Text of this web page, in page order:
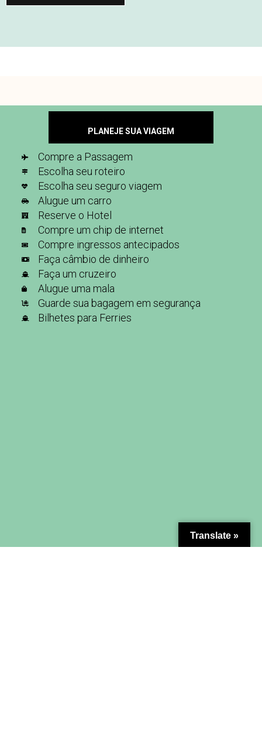
PLANEJE SUA VIAGEM
Compre a Passagem
Escolha seu roteiro
Escolha seu seguro viagem
Alugue um carro
Reserve o Hotel
Compre um chip de internet
Compre ingressos antecipados
Faça câmbio de dinheiro
Faça um cruzeiro
Alugue uma mala
Guarde sua bagagem em segurança
Bilhetes para Ferries
Translate »